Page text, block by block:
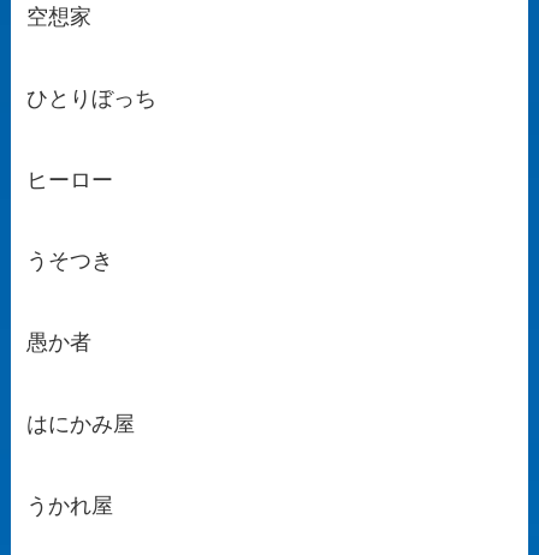
空想家
ひとりぼっち
ヒーロー
うそつき
愚か者
はにかみ屋
うかれ屋